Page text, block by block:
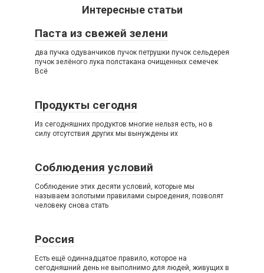
Интересные статьи
Паста из свежей зелени
два пучка одуванчиков пучок петрушки пучок сельдерея
пучок зелёного лука полстакана очищенных семечек
Всё
Продукты сегодня
Из сегодняшних продуктов многие нельзя есть, но в
силу отсутствия других мы вынуждены их
Соблюдения условий
Соблюдение этих десяти условий, которые мы
называем золотыми правилами сыроедения, позволят
человеку снова стать
Россия
Есть ещё одиннадцатое правило, которое на
сегодняшний день не выполнимо для людей, живущих в